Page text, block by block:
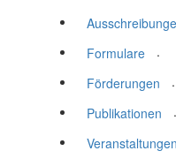
Formulare
.
Förderungen
.
Publikationen
.
Veranstaltungen